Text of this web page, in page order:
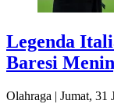
Legenda
Baresi
Olahraga | Jumat, 31